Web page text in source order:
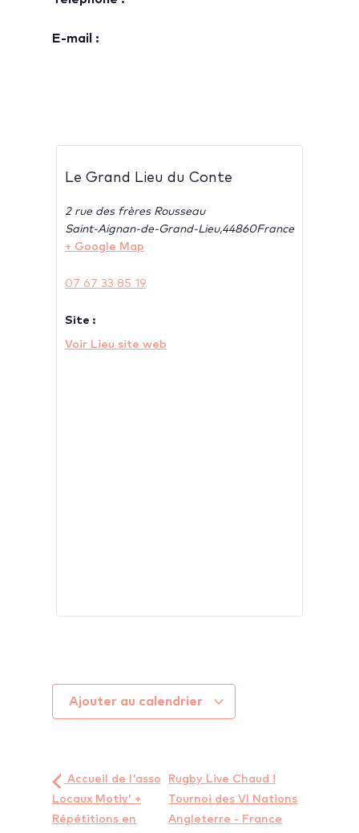
E-mail :
Le Grand Lieu du Conte
2 rue des frères Rousseau
Saint-Aignan-de-Grand-Lieu,44860France
+ Google Map
07 67 33 85 19
Site :
Voir Lieu site web
Ajouter au calendrier
Accueil de l'asso
Locaux Motiv' +
Répétitions en
Rugby Live Chaud !
Tournoi des VI Nations
Angleterre - France